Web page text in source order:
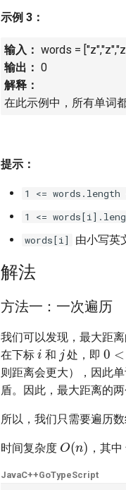
示例 3：
输入： words =
输出： 0
解释：
在此示例中，所有单词
提示：
1 <= words.length
1 <=
words[i]
由小写英
解法
方法一：一次遍历
我们可以发现，最大距
在下标
i
和
j
处，即
0<i
则距离会更大），因此
盾。因此，最大距离的
所以，我们只需要遍历
时间复杂度
O ( n)
，其中
JavaC++GoTypeScript